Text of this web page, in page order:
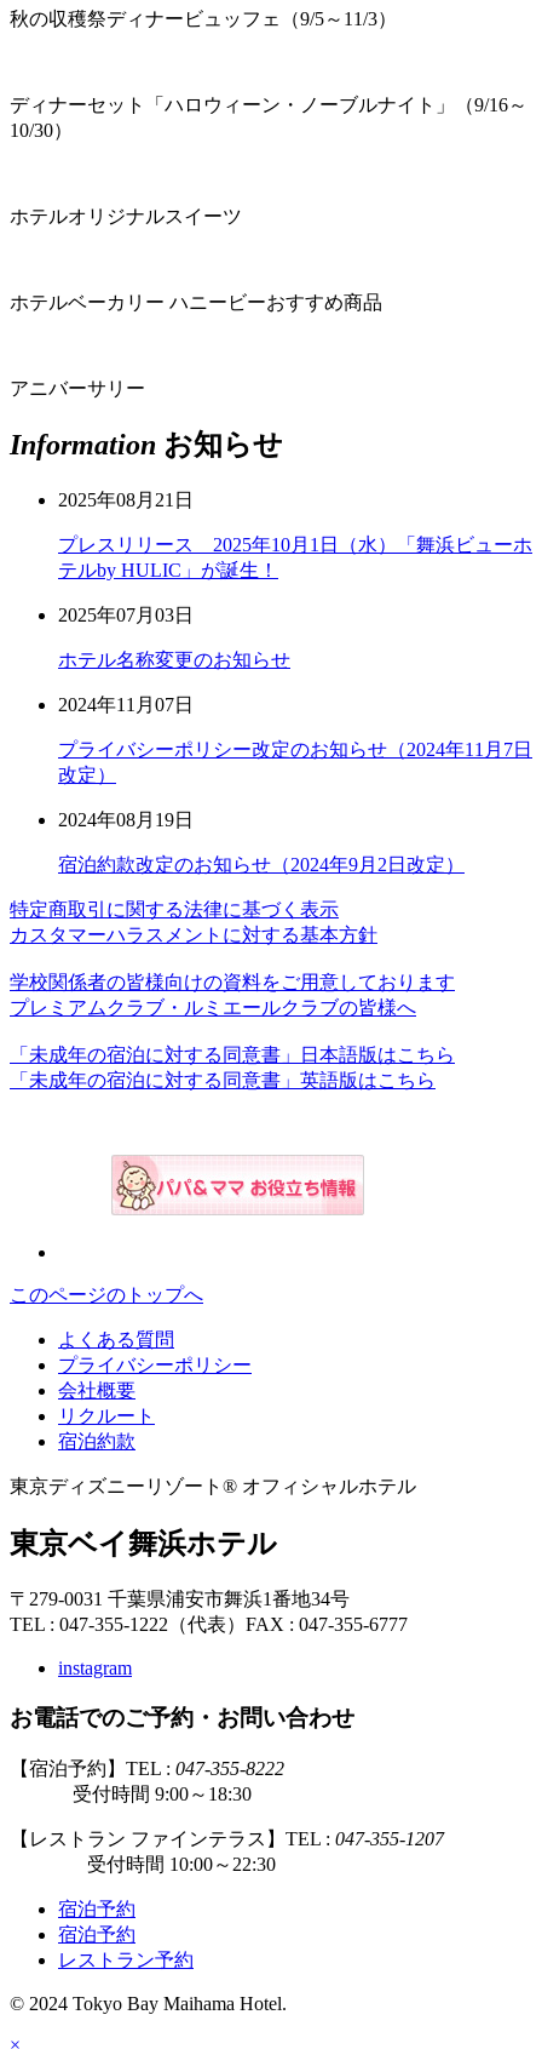
秋の収穫祭ディナービュッフェ（9/5～11/3）
ディナーセット「ハロウィーン・ノーブルナイト」（9/16～
10/30）
ホテルオリジナルスイーツ
ホテルベーカリー ハニービーおすすめ商品
アニバーサリー
Information お知らせ
2025年08月21日
プレスリリース 2025年10月1日（水）「舞浜ビューホ
テルby HULIC」が誕生！
2025年07月03日
ホテル名称変更のお知らせ
2024年11月07日
プライバシーポリシー改定のお知らせ（2024年11月7日
改定）
2024年08月19日
宿泊約款改定のお知らせ（2024年9月2日改定）
特定商取引に関する法律に基づく表示
カスタマーハラスメントに対する基本方針
学校関係者の皆様向けの資料をご用意しております
プレミアムクラブ・ルミエールクラブの皆様へ
「未成年の宿泊に対する同意書」日本語版はこちら
「未成年の宿泊に対する同意書」英語版はこちら
このページのトップへ
よくある質問
プライバシーポリシー
会社概要
リクルート
宿泊約款
東京ディズニーリゾート® オフィシャルホテル
東京ベイ舞浜ホテル
〒279-0031 千葉県浦安市舞浜1番地34号
TEL : 047-355-1222（代表） FAX : 047-355-6777
instagram
お電話でのご予約・お問い合わせ
【宿泊予約】TEL : 047-355-8222
受付時間 9:00～18:30
【レストラン ファインテラス】TEL : 047-355-1207
受付時間 10:00～22:30
宿泊予約
宿泊予約
レストラン予約
© 2024 Tokyo Bay Maihama Hotel.
×